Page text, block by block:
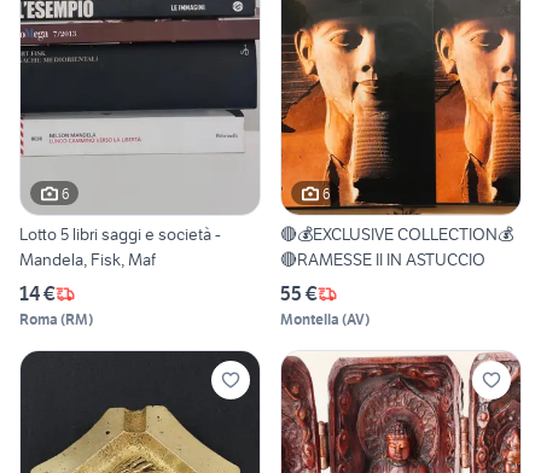
6
Lotto 5 libri saggi e società -
Mandela, Fisk, Maf
14 €
Roma (RM)
6
🔴💰EXCLUSIVE COLLECTION💰
🔴RAMESSE II IN ASTUCCIO
55 €
Montella (AV)